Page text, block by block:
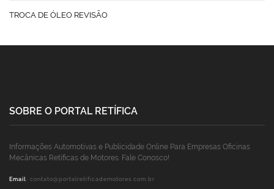
TROCA DE ÓLEO REVISÃO
SOBRE O PORTAL RETÍFICA
Informações Automotivas e Publicidade Online Para Empresas Oficinas
Mecânicas Retíficas de Motores. Fale Conosco!
Email: contato@portalretificademotores.com.br